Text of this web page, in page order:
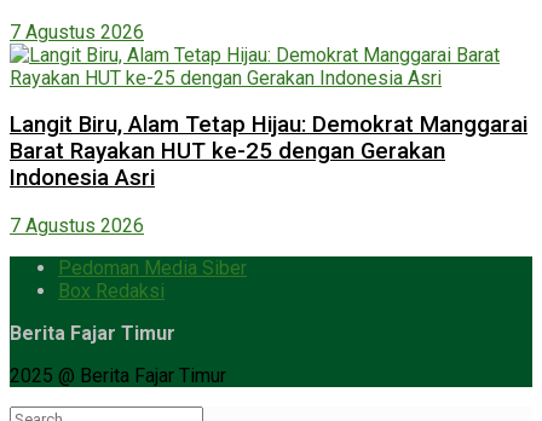
7 Agustus 2026
Langit Biru, Alam Tetap Hijau: Demokrat Manggarai
Barat Rayakan HUT ke-25 dengan Gerakan
Indonesia Asri
7 Agustus 2026
Pedoman Media Siber
Box Redaksi
Berita Fajar Timur
2025 @ Berita Fajar Timur